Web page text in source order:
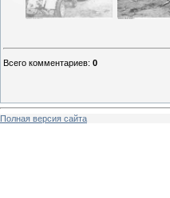
Всего комментариев: 0
Полная версия сайта